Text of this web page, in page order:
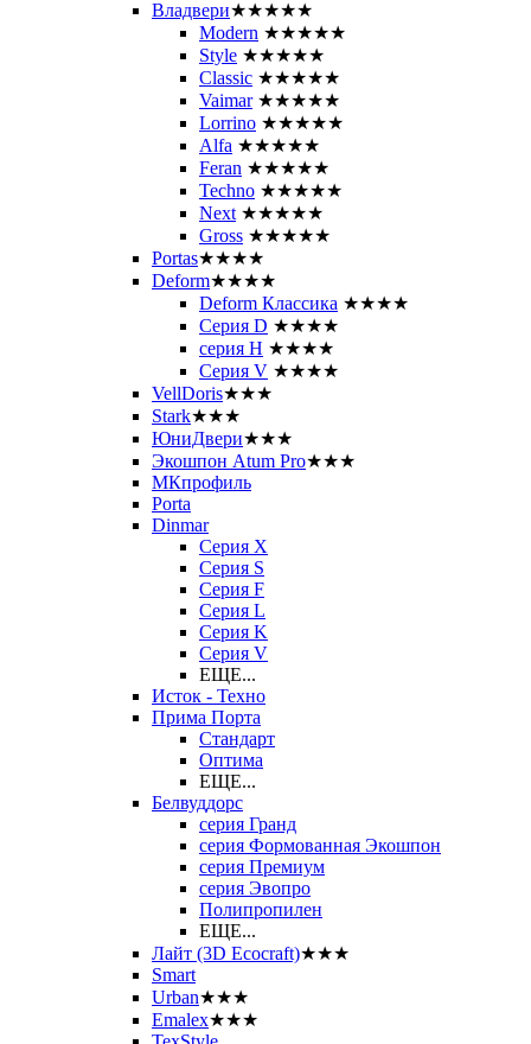
Владвери★★★★★
Modern ★★★★★
Style ★★★★★
Classic ★★★★★
Vaimar ★★★★★
Lorrino ★★★★★
Alfa ★★★★★
Feran ★★★★★
Techno ★★★★★
Next ★★★★★
Gross ★★★★★
Portas★★★★
Deform★★★★
Deform Классика ★★★★
Серия D ★★★★
серия H ★★★★
Серия V ★★★★
VellDoris★★★
Stark★★★
ЮниДвери★★★
Экошпон Atum Pro★★★
МКпрофиль
Porta
Dinmar
Серия X
Серия S
Серия F
Серия L
Серия K
Серия V
ЕЩЕ...
Исток - Техно
Прима Порта
Стандарт
Оптима
ЕЩЕ...
Белвуддорс
серия Гранд
серия Формованная Экошпон
серия Премиум
серия Эвопро
Полипропилен
ЕЩЕ...
Лайт (3D Ecocraft)★★★
Smart
Urban★★★
Emalex★★★